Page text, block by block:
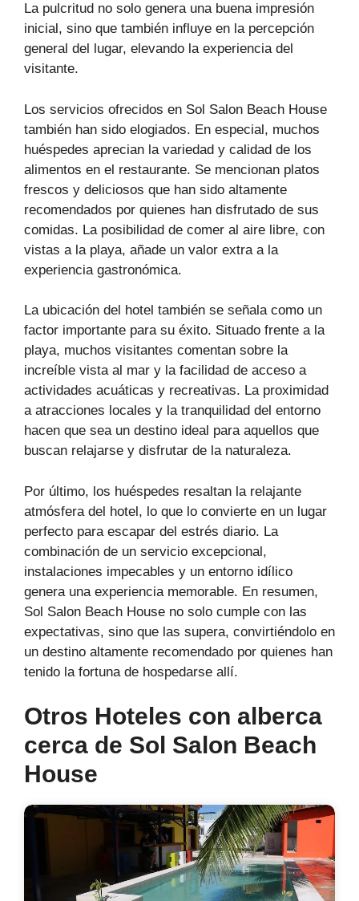
La pulcritud no solo genera una buena impresión
inicial, sino que también influye en la percepción
general del lugar, elevando la experiencia del
visitante.
Los servicios ofrecidos en Sol Salon Beach House
también han sido elogiados. En especial, muchos
huéspedes aprecian la variedad y calidad de los
alimentos en el restaurante. Se mencionan platos
frescos y deliciosos que han sido altamente
recomendados por quienes han disfrutado de sus
comidas. La posibilidad de comer al aire libre, con
vistas a la playa, añade un valor extra a la
experiencia gastronómica.
La ubicación del hotel también se señala como un
factor importante para su éxito. Situado frente a la
playa, muchos visitantes comentan sobre la
increíble vista al mar y la facilidad de acceso a
actividades acuáticas y recreativas. La proximidad
a atracciones locales y la tranquilidad del entorno
hacen que sea un destino ideal para aquellos que
buscan relajarse y disfrutar de la naturaleza.
Por último, los huéspedes resaltan la relajante
atmósfera del hotel, lo que lo convierte en un lugar
perfecto para escapar del estrés diario. La
combinación de un servicio excepcional,
instalaciones impecables y un entorno idílico
genera una experiencia memorable. En resumen,
Sol Salon Beach House no solo cumple con las
expectativas, sino que las supera, convirtiéndolo en
un destino altamente recomendado por quienes han
tenido la fortuna de hospedarse allí.
Otros Hoteles con alberca
cerca de Sol Salon Beach
House